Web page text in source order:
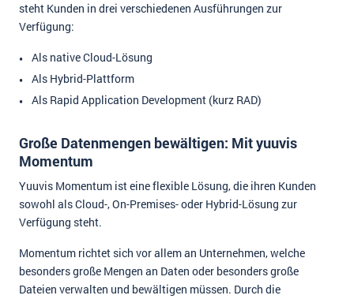
steht Kunden in drei verschiedenen Ausführungen zur
Verfügung:
Als native Cloud-Lösung
Als Hybrid-Plattform
Als Rapid Application Development (kurz RAD)
Große Datenmengen bewältigen: Mit yuuvis
Momentum
Yuuvis Momentum ist eine flexible Lösung, die ihren Kunden
sowohl als Cloud-, On-Premises- oder Hybrid-Lösung zur
Verfügung steht.
Momentum richtet sich vor allem an Unternehmen, welche
besonders große Mengen an Daten oder besonders große
Dateien verwalten und bewältigen müssen. Durch die